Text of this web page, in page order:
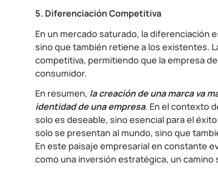
5. Diferenciación Competitiva
En un mercado saturado, la diferenciación
sino que también retiene a los existentes.
competitiva, permitiendo que la empresa
consumidor.
En resumen, la creación de una marca va
identidad de una empresa. En el contexto
solo es deseable, sino esencial para el
solo se presentan al mundo, sino que
En este paisaje empresarial en constante
como una inversión estratégica, un camino